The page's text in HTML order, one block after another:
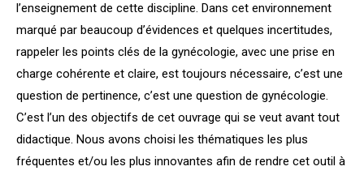
l’enseignement de cette discipline. Dans cet environnement
marqué par beaucoup d’évidences et quelques incertitudes,
rappeler les points clés de la gynécologie, avec une prise en
charge cohérente et claire, est toujours nécessaire, c’est une
question de pertinence, c’est une question de gynécologie.
C’est l’un des objectifs de cet ouvrage qui se veut avant tout
didactique. Nous avons choisi les thématiques les plus
fréquentes et/ou les plus innovantes afin de rendre cet outil à